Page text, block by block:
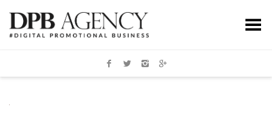
Toggle Menu